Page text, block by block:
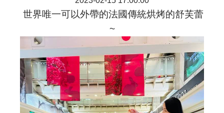
世界唯一可以外帶的法國傳統烘烤的舒芙蕾
~